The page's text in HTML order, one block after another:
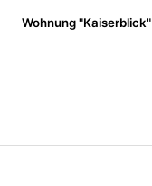
Wohnung "Kaiserblick"